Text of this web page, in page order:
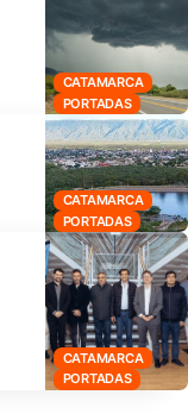
CATAMARCA
PORTADAS
CATAMARCA
PORTADAS
CATAMARCA
PORTADAS